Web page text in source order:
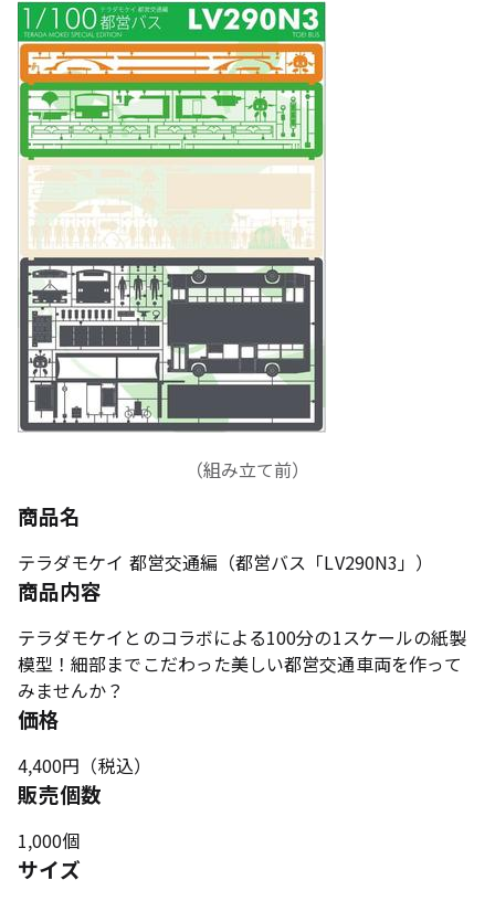
（組み立て前）
商品名
テラダモケイ 都営交通編（都営バス「LV290N3」）
商品内容
テラダモケイとのコラボによる100分の1スケールの紙製
模型！細部までこだわった美しい都営交通車両を作って
みませんか？
価格
4,400円（税込）
販売個数
1,000個
サイズ